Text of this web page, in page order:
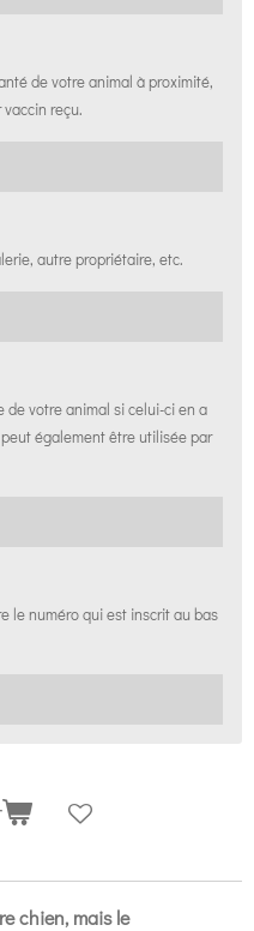
de votre animal à proximité,
reçu.
autre propriétaire, etc.
de votre animal si celui-ci en a
également être utilisée par
le numéro qui est inscrit au bas
chien, mais le